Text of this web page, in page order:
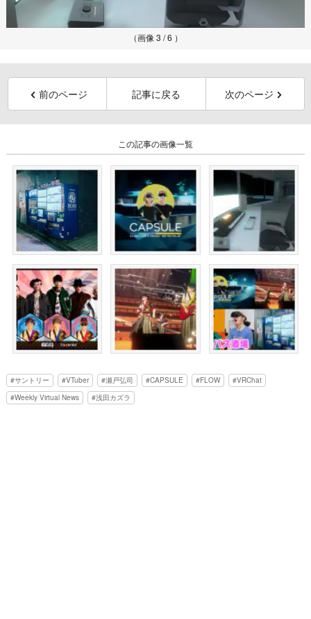
（画像 3 / 6 ）
前のページ 記事に戻る 次のページ
この記事の画像一覧
サントリー VTuber 瀬戸弘司 CAPSULE FLOW
VRChat
Weekly Virtual News
浅田カズラ